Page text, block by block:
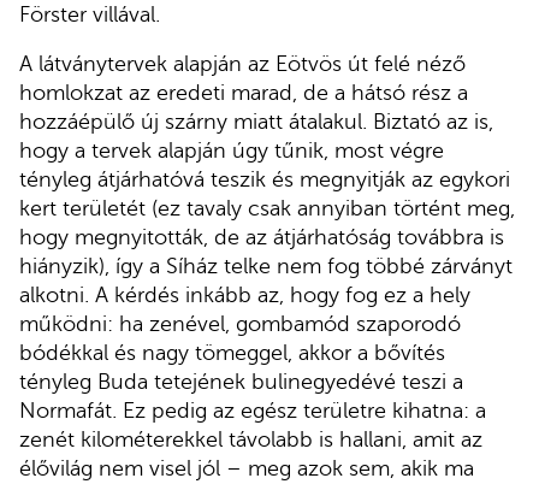
Förster villával.
A látványtervek alapján az Eötvös út felé néző
homlokzat az eredeti marad, de a hátsó rész a
hozzáépülő új szárny miatt átalakul. Biztató az is,
hogy a tervek alapján úgy tűnik, most végre
tényleg átjárhatóvá teszik és megnyitják az egykori
kert területét (ez tavaly csak annyiban történt meg,
hogy megnyitották, de az átjárhatóság továbbra is
hiányzik), így a Síház telke nem fog többé zárványt
alkotni. A kérdés inkább az, hogy fog ez a hely
működni: ha zenével, gombamód szaporodó
bódékkal és nagy tömeggel, akkor a bővítés
tényleg Buda tetejének bulinegyedévé teszi a
Normafát. Ez pedig az egész területre kihatna: a
zenét kilométerekkel távolabb is hallani, amit az
élővilág nem visel jól – meg azok sem, akik ma